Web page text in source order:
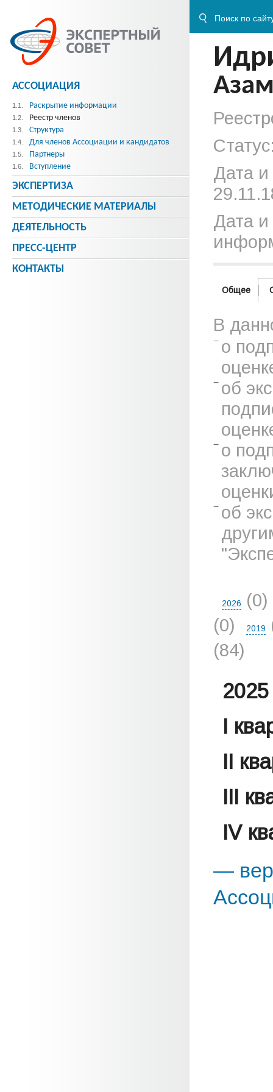
Дата
Дата и
Общее
В
о
об
о
об
2026
(0)
(0)
2019
(84)
2025
I
II
III
IV
—
АССОЦИАЦИЯ
1.1. Раскрытие информации
1.2. Реестр членов
1.3. Структура
1.4. Для членов Ассоциации и кандидатов
1.5. Партнеры
1.6. Вступление
ЭКСПЕРТИЗА
МЕТОДИЧЕСКИE МАТЕРИАЛЫ
ДЕЯТЕЛЬНОСТЬ
ПРЕСС-ЦЕНТР
КОНТАКТЫ